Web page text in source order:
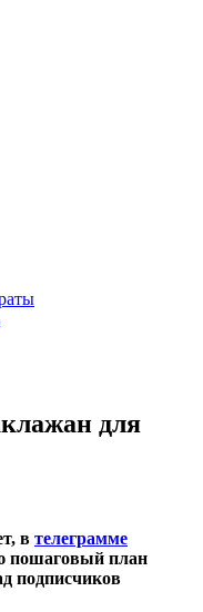
для
в телеграмме
пошаговый план
подписчиков